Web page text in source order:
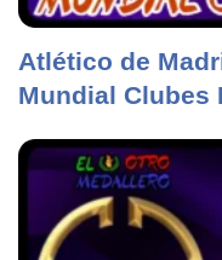
Atlético de
Mundial Clubes